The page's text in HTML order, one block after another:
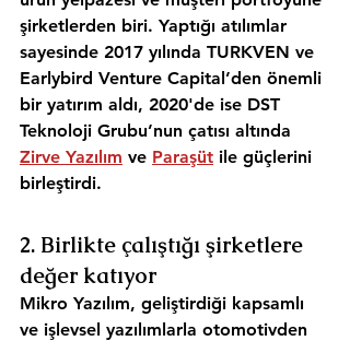
şirketlerden biri. Yaptığı atılımlar
sayesinde 2017 yılında TURKVEN ve
Earlybird Venture Capital’den önemli
bir yatırım aldı, 2020'de ise DST
Teknoloji Grubu’nun çatısı altında
Zirve Yazılım ve Paraşüt ile güçlerini
birleştirdi.
2. Birlikte çalıştığı şirketlere
değer katıyor
Mikro Yazılım, geliştirdiği kapsamlı
ve işlevsel yazılımlarla otomotivden